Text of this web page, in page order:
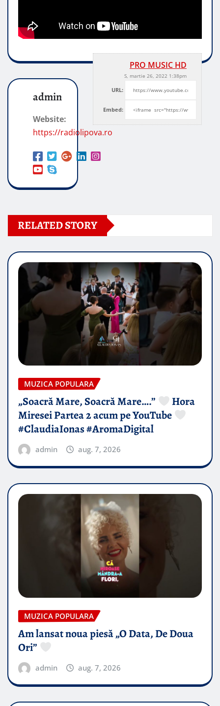
PRO MUSIC HD
S, martie 26, 2022 1:38pm
URL:
Embed:
admin
Website:
https://radiolipova.ro
RELATED STORY
MUZICA POPULARA
„Soacră Mare, Soacră Mare….”
Hora
Miresei Partea 2 acum pe YouTube
#ClaudiaIonas #AromaDigital
admin aug. 7, 2026
MUZICA POPULARA
Am lansat noua piesă „O Data, De Doua
Ori”
admin aug. 7, 2026